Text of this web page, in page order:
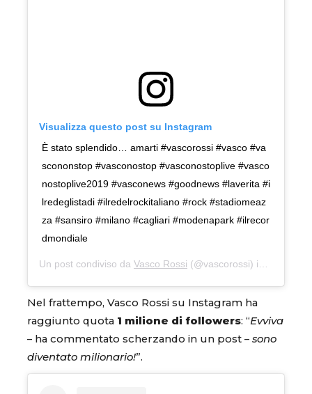
Visualizza questo post su Instagram
È stato splendido… amarti #vascorossi #vasco #va
scononstop #vasconostop #vasconostoplive #vasco
nostoplive2019 #vasconews #goodnews #laverita #i
lredeglistadi #ilredelrockitaliano #rock #stadiomeaz
za #sansiro #milano #cagliari #modenapark #ilrecor
dmondiale
Un post condiviso da Vasco Rossi (@vascorossi) in data:
Nel frattempo, Vasco Rossi su Instagram ha
raggiunto quota 1 milione di followers: “Evviva
– ha commentato scherzando in un post – sono
diventato milionario!”.